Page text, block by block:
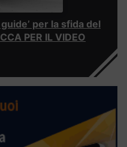
per la sfida del
PER IL VIDEO